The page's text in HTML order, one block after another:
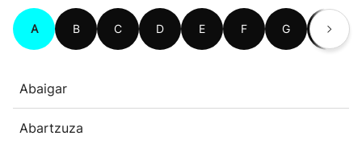
A B C D E F G H
Abaigar
Abartzuza